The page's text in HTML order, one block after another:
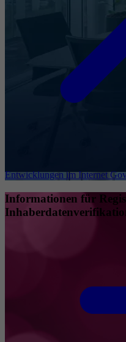
Entwicklungen im Internet
Informationen für